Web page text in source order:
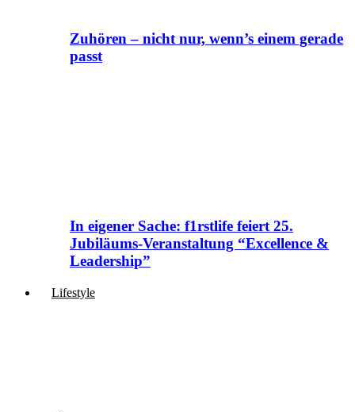
Zuhören – nicht nur, wenn’s einem gerade
passt
In eigener Sache: f1rstlife feiert 25.
Jubiläums-Veranstaltung “Excellence &
Leadership”
Lifestyle